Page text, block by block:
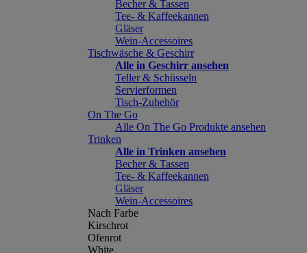
Becher & Tassen
Tee- & Kaffeekannen
Gläser
Wein-Accessoires
Tischwäsche & Geschirr
Alle in Geschirr ansehen
Teller & Schüsseln
Servierformen
Tisch-Zubehör
On The Go
Alle On The Go Produkte ansehen
Trinken
Alle in Trinken ansehen
Becher & Tassen
Tee- & Kaffeekannen
Gläser
Wein-Accessoires
Nach Farbe
Kirschrot
Ofenrot
White